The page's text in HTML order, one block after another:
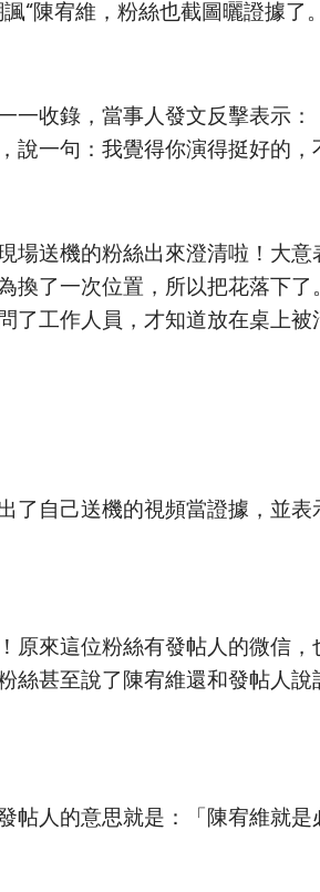
“陳宥維，粉絲也截圖曬證據了。
一收錄，當事人發文反擊表示
說一句：我覺得你演得挺好的，
場送機的粉絲出來澄清啦！大
換了一次位置，所以把花落下
了工作人員，才知道放在桌上
了自己送機的視頻當證據，並
原來這位粉絲有發帖人的微信
絲甚至說了陳宥維還和發帖人
帖人的意思就是：「陳宥維就是